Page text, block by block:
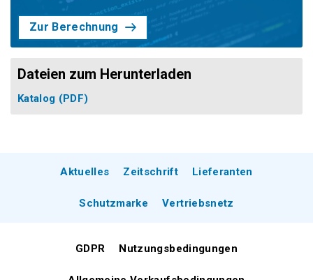
Zur Berechnung
Dateien zum Herunterladen
Katalog (PDF)
Aktuelles Zeitschrift Lieferanten
Schutzmarke Vertriebsnetz
GDPR Nutzungsbedingungen